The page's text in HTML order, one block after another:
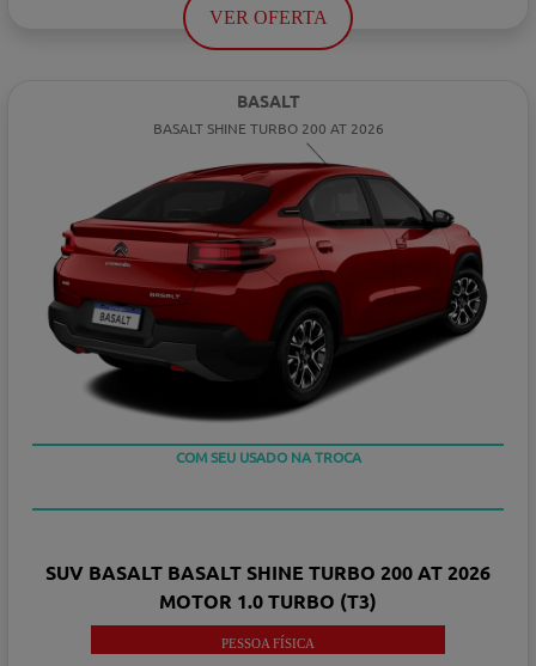
VER OFERTA
BASALT
BASALT SHINE TURBO 200 AT 2026
COM SEU USADO NA TROCA
SUV BASALT BASALT SHINE TURBO 200 AT 2026
MOTOR 1.0 TURBO (T3)
PESSOA FÍSICA